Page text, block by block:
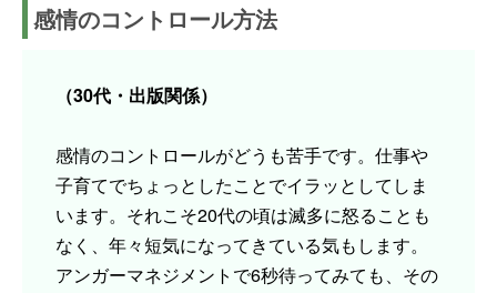
感情のコントロール方法
（30代・出版関係）
感情のコントロールがどうも苦手です。仕事や
子育てでちょっとしたことでイラッとしてしま
います。それこそ20代の頃は滅多に怒ることも
なく、年々短気になってきている気もします。
アンガーマネジメントで6秒待ってみても、その